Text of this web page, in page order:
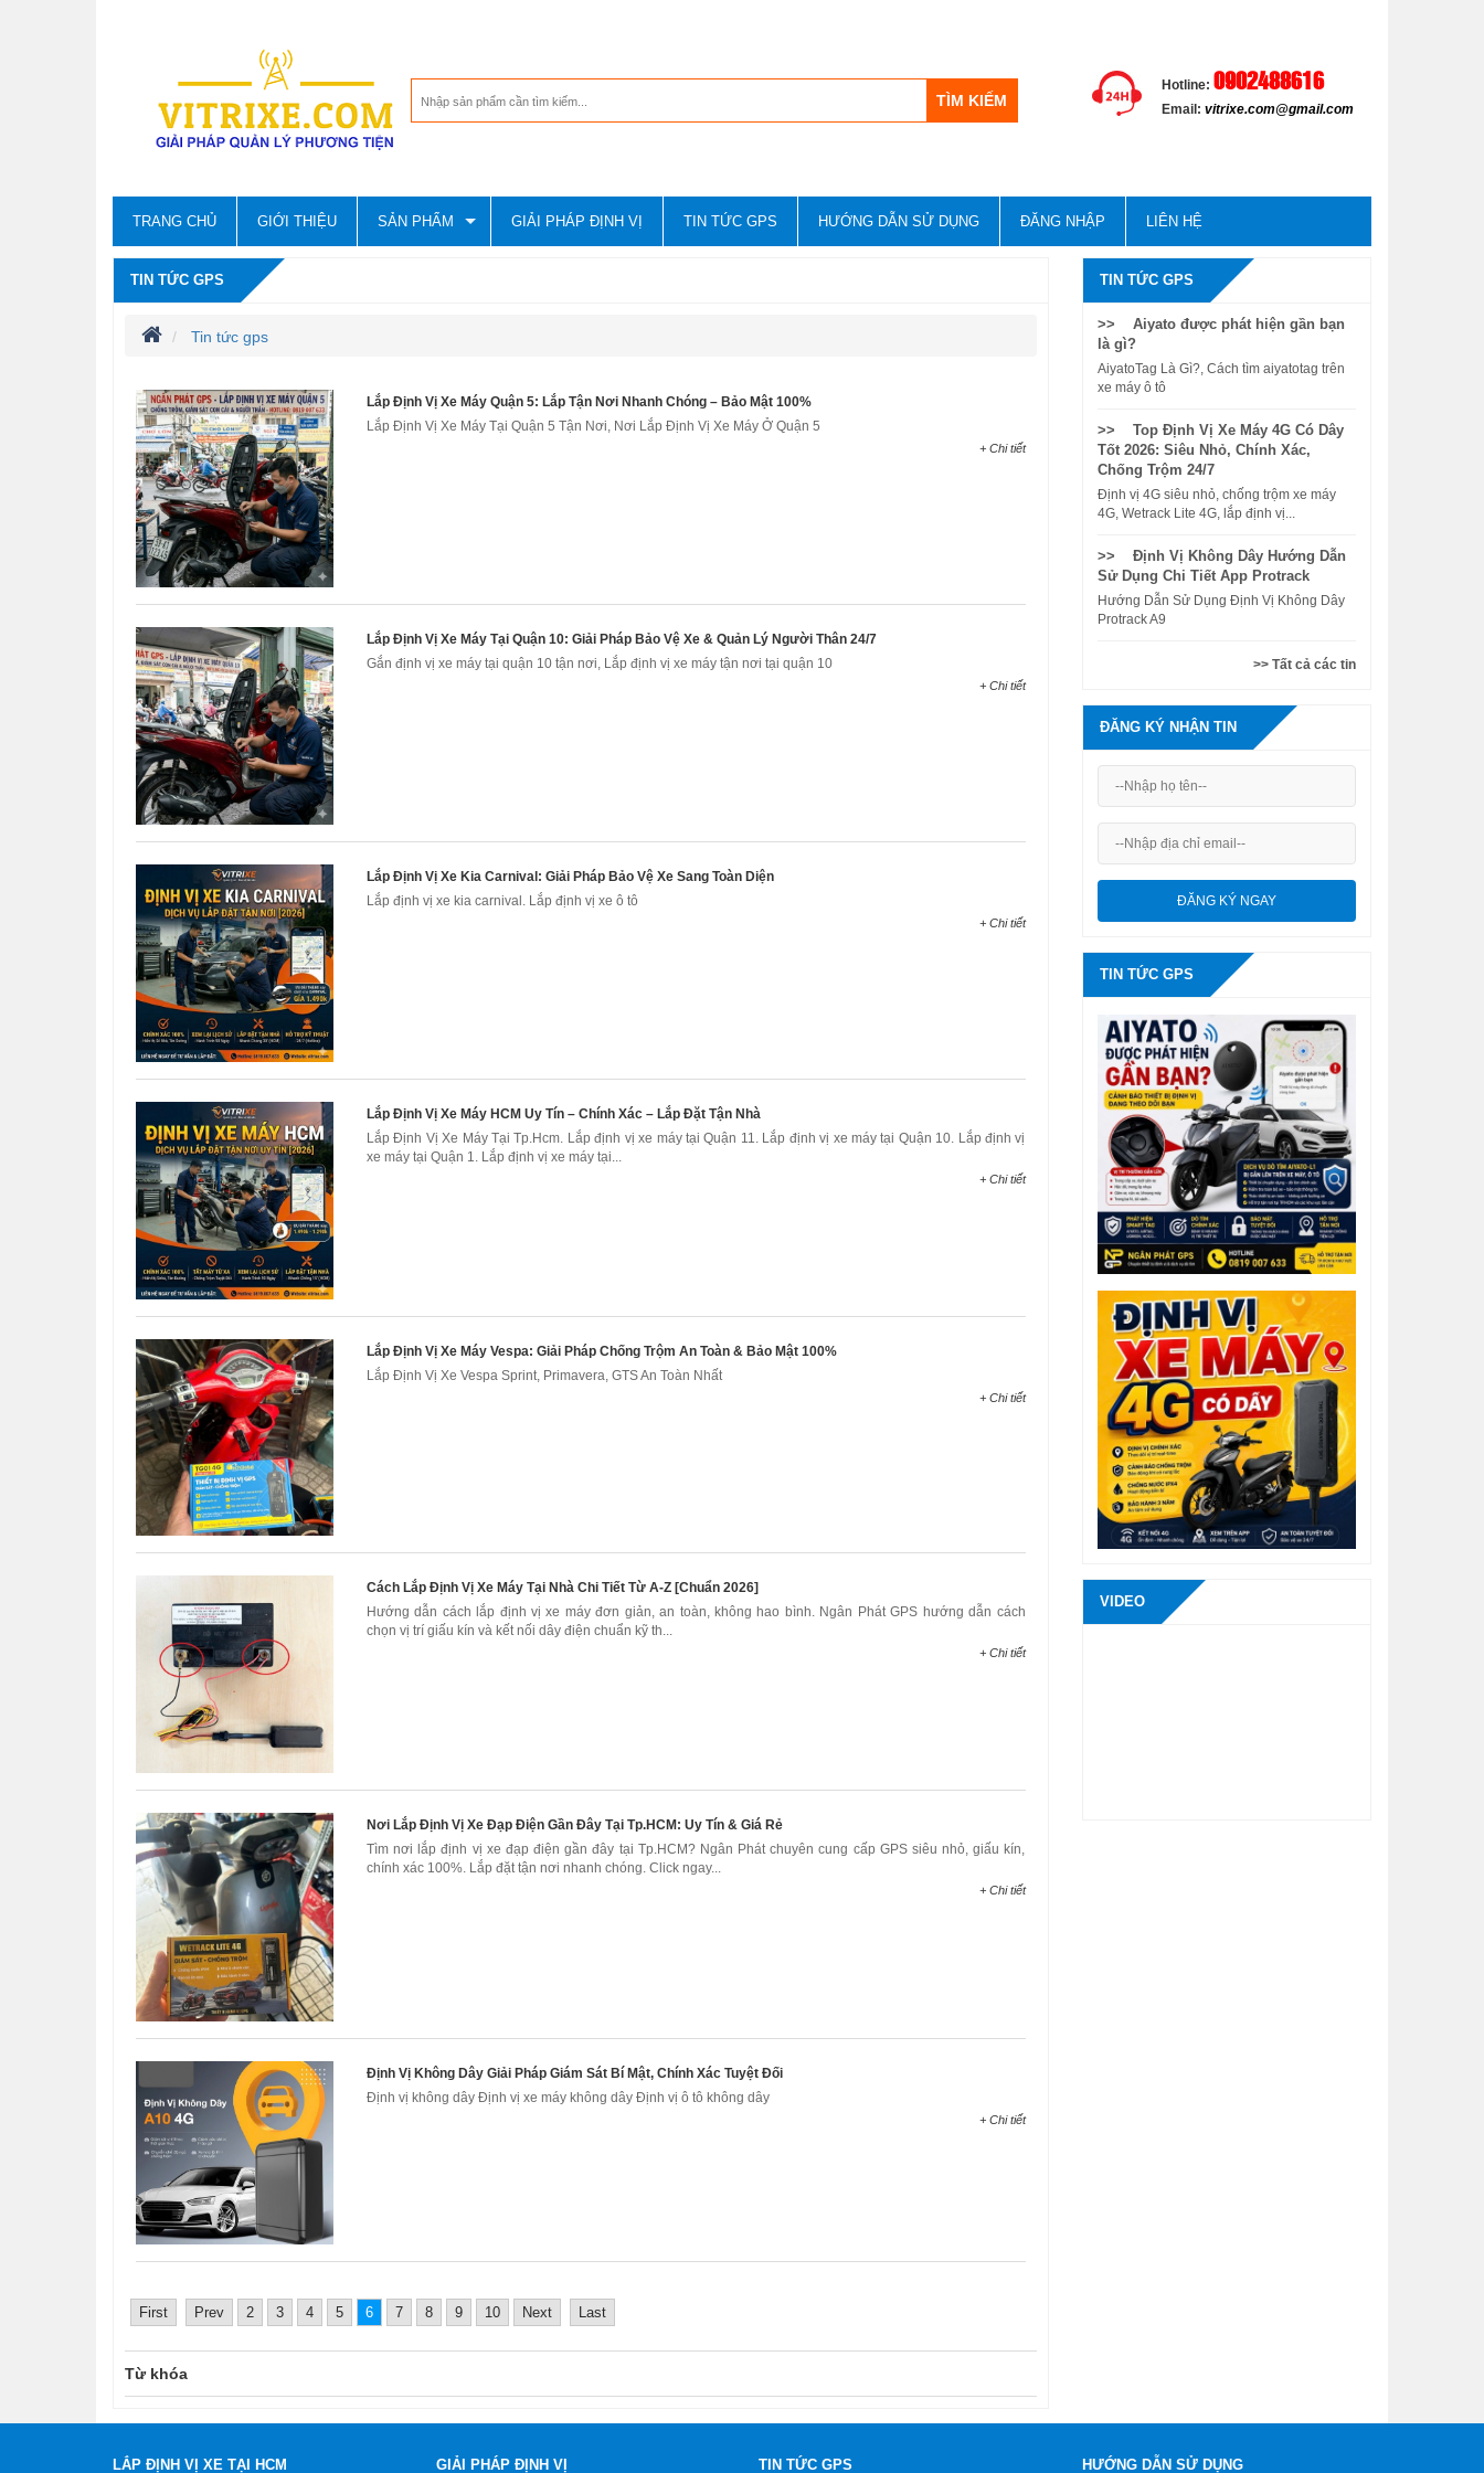
Hotline: 0902488616
Email: vitrixe.com@gmail.com
TRANG CHỦ GIỚI THIỆU SẢN PHẨM GIẢI PHÁP ĐỊNH VỊ TIN TỨC GPS HƯỚNG DẪN SỬ DỤNG ĐĂNG NHẬP LIÊN HỆ
TIN TỨC GPS
Tin tức gps
Lắp Định Vị Xe Máy Quận 5: Lắp Tận Nơi Nhanh Chóng – Bảo Mật 100%
Lắp Định Vị Xe Máy Tại Quận 5 Tận Nơi, Nơi Lắp Định Vị Xe Máy Ở Quận 5
+ Chi tiết
Lắp Định Vị Xe Máy Tại Quận 10: Giải Pháp Bảo Vệ Xe & Quản Lý Người Thân 24/7
Gắn định vị xe máy tại quận 10 tận nơi, Lắp định vị xe máy tận nơi tại quận 10
+ Chi tiết
Lắp Định Vị Xe Kia Carnival: Giải Pháp Bảo Vệ Xe Sang Toàn Diện
Lắp định vị xe kia carnival. Lắp định vị xe ô tô
+ Chi tiết
Lắp Định Vị Xe Máy HCM Uy Tín – Chính Xác – Lắp Đặt Tận Nhà
Lắp Định Vị Xe Máy Tại Tp.Hcm. Lắp định vị xe máy tại Quận 11. Lắp định vị xe máy tại Quận 10. Lắp định vị
xe máy tại Quận 1. Lắp định vị xe máy tại...
+ Chi tiết
Lắp Định Vị Xe Máy Vespa: Giải Pháp Chống Trộm An Toàn & Bảo Mật 100%
Lắp Định Vị Xe Vespa Sprint, Primavera, GTS An Toàn Nhất
+ Chi tiết
Cách Lắp Định Vị Xe Máy Tại Nhà Chi Tiết Từ A-Z [Chuẩn 2026]
Hướng dẫn cách lắp định vị xe máy đơn giản, an toàn, không hao bình. Ngân Phát GPS hướng dẫn cách
chọn vị trí giấu kín và kết nối dây điện chuẩn kỹ th...
+ Chi tiết
Nơi Lắp Định Vị Xe Đạp Điện Gần Đây Tại Tp.HCM: Uy Tín & Giá Rẻ
Tìm nơi lắp định vị xe đạp điện gần đây tại Tp.HCM? Ngân Phát chuyên cung cấp GPS siêu nhỏ, giấu kín,
chính xác 100%. Lắp đặt tận nơi nhanh chóng. Click ngay...
+ Chi tiết
Định Vị Không Dây Giải Pháp Giám Sát Bí Mật, Chính Xác Tuyệt Đối
Định vị không dây Định vị xe máy không dây Định vị ô tô không dây
+ Chi tiết
First Prev 2 3 4 5 6 7 8 9 10 Next Last
Từ khóa
TIN TỨC GPS
>> Aiyato được phát hiện gần bạn
là gì?
AiyatoTag Là Gì?, Cách tìm aiyatotag trên
xe máy ô tô
>> Top Định Vị Xe Máy 4G Có Dây
Tốt 2026: Siêu Nhỏ, Chính Xác,
Chống Trộm 24/7
Định vị 4G siêu nhỏ, chống trộm xe máy
4G, Wetrack Lite 4G, lắp định vị...
>> Định Vị Không Dây Hướng Dẫn
Sử Dụng Chi Tiết App Protrack
Hướng Dẫn Sử Dụng Định Vị Không Dây
Protrack A9
>> Tất cả các tin
ĐĂNG KÝ NHẬN TIN
TIN TỨC GPS
VIDEO
LẮP ĐỊNH VỊ XE TẠI HCM GIẢI PHÁP ĐỊNH VỊ TIN TỨC GPS HƯỚNG DẪN SỬ DỤNG